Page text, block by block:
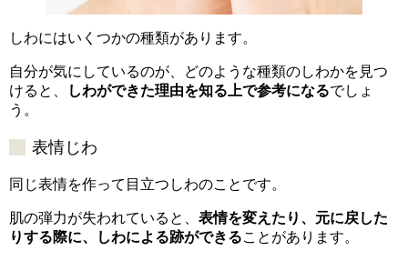
しわにはいくつかの種類があります。
自分が気にしているのが、どのような種類のしわかを見つ
けると、
しわができた理由を知る上で参考になるでしょ
う。
表情じわ
同じ表情を作って目立つしわのことです。
肌の弾力が失われていると、 表情を変えたり、元に戻した
りする際に、しわによる跡ができることがあります。